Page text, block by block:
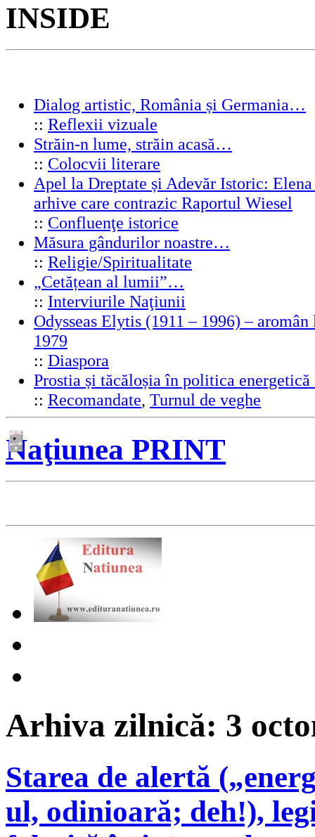
INSIDE
Dialog artistic, România și Germania…
:: Reflexii vizuale
Străin-n lume, străin acasă…
:: Colocvii literare
Apel la Dreptate și Adevăr Istoric:
arhive care contrazic Raportul Wiesel
:: Confluenţe istorice
Măsura gândurilor noastre…
:: Religie/Spiritualitate
„Cetățean al lumii”…
:: Interviurile Naţiunii
Odysseas Elytis (1911 – 1996) –
1979
:: Diaspora
Prostia și tăcăloșia în politica
:: Recomandate, Turnul de veghe
Naţiunea PRINT
Arhiva zilnică: 3
Starea de alertă
ul, odinioară; deh!),